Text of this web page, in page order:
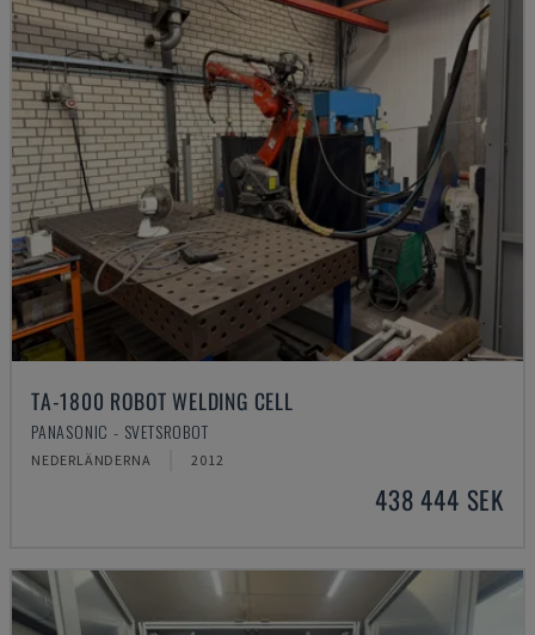
TA-1800 ROBOT WELDING CELL
PANASONIC - SVETSROBOT
NEDERLÄNDERNA 2012
438 444 SEK